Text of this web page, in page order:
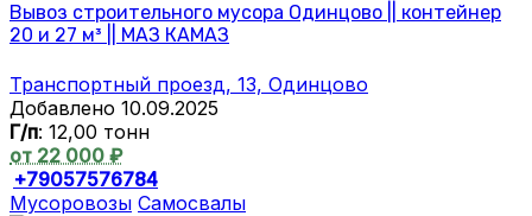
Вывоз строительного мусора Одинцово || контейнер
20 и 27 м³ || МАЗ КАМАЗ
Транспортный проезд, 13, Одинцово
Добавлено 10.09.2025
Г/п: 12,00 тонн
от 22 000 ₽
+79057576784
Мусоровозы Самосвалы